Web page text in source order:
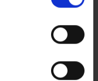
cookies ou en
votre localisation